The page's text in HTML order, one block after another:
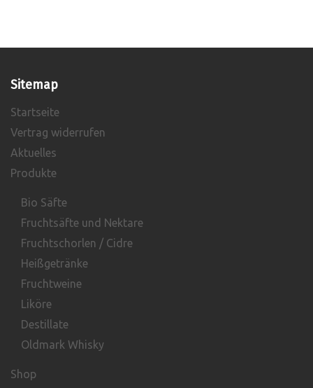
Sitemap
Startseite
Vertrag widerrufen
Aktuelles
Produkte
Bio Säfte
Fruchtsäfte und Nektare
Fruchtschorlen / Cidre
Heißgetränke
Fruchtweine
Liköre
Destillate
Oldmark Whisky
Shop